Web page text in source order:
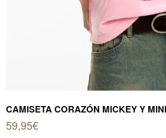
CAMISETA CORAZÓN MICKEY Y
59,95€